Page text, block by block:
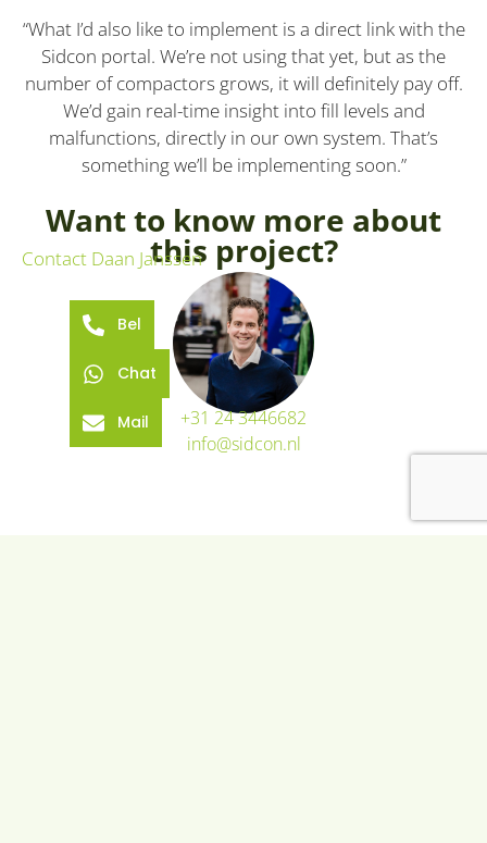
“What I’d also like to implement is a direct link with the
Sidcon portal. We’re not using that yet, but as the
number of compactors grows, it will definitely pay off.
We’d gain real-time insight into fill levels and
malfunctions, directly in our own system. That’s
something we’ll be implementing soon.”
Want to know more about
this project?
Contact Daan Janssen
+31 24 3446682
info@sidcon.nl
Bel
Chat
Mail